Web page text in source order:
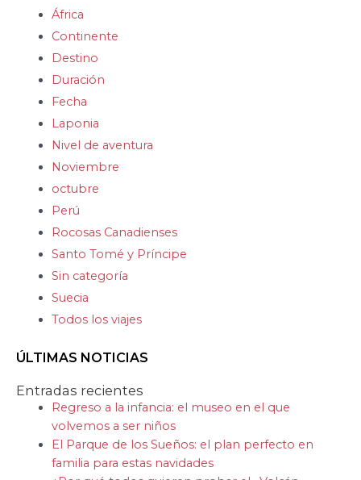
África
Continente
Destino
Duración
Fecha
Laponia
Nivel de aventura
Noviembre
octubre
Perú
Rocosas Canadienses
Santo Tomé y Príncipe
Sin categoría
Suecia
Todos los viajes
ÚLTIMAS NOTICIAS
Entradas recientes
Regreso a la infancia: el museo en el que
volvemos a ser niños
El Parque de los Sueños: el plan perfecto en
familia para estas navidades